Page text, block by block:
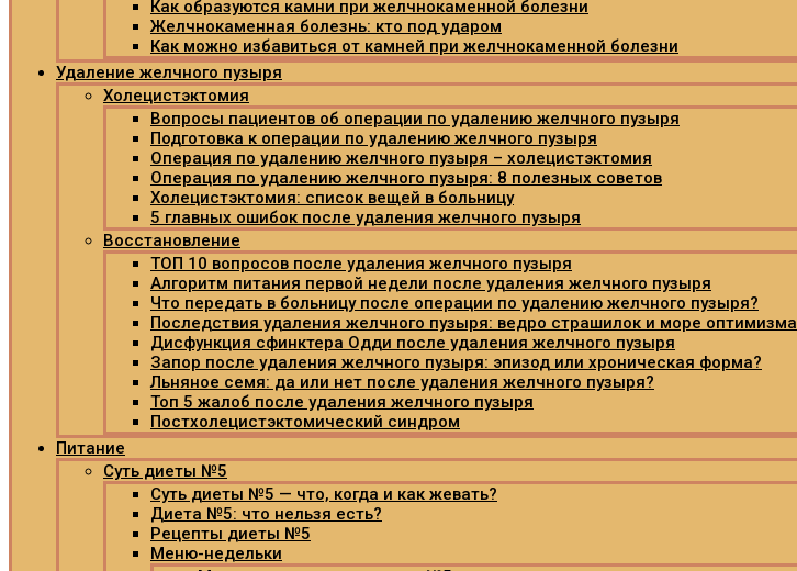
Как образуются камни при желчнокаменной болезни
Желчнокаменная болезнь: кто под ударом
Как можно избавиться от камней при желчнокаменной болезни
Удаление желчного пузыря
Холецистэктомия
Вопросы пациентов об операции по удалению желчного пузыря
Подготовка к операции по удалению желчного пузыря
Операция по удалению желчного пузыря – холецистэктомия
Операция по удалению желчного пузыря: 8 полезных советов
Холецистэктомия: список вещей в больницу
5 главных ошибок после удаления желчного пузыря
Восстановление
ТОП 10 вопросов после удаления желчного пузыря
Алгоритм питания первой недели после удаления желчного пузыря
Что передать в больницу после операции по удалению желчного пузыря?
Последствия удаления желчного пузыря: ведро страшилок и море оптимизма
Дисфункция сфинктера Одди после удаления желчного пузыря
Запор после удаления желчного пузыря: эпизод или хроническая форма?
Льняное семя: да или нет после удаления желчного пузыря?
Топ 5 жалоб после удаления желчного пузыря
Постхолецистэктомический синдром
Питание
Суть диеты №5
Суть диеты №5 — что, когда и как жевать?
Диета №5: что нельзя есть?
Рецепты диеты №5
Меню-недельки